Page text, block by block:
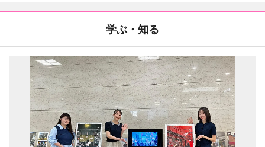
学ぶ・知る